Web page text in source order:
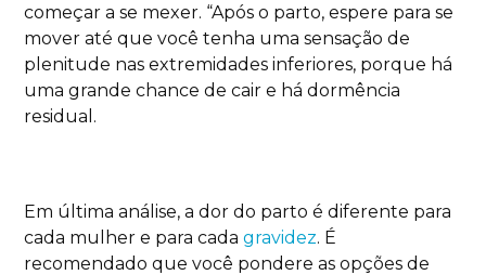
começar a se mexer. “Após o parto, espere para se
mover até que você tenha uma sensação de
plenitude nas extremidades inferiores, porque há
uma grande chance de cair e há dormência
residual.
Em última análise, a dor do parto é diferente para
cada mulher e para cadagravidez. É
recomendado que você pondere as opções de